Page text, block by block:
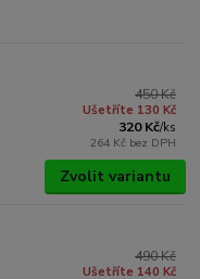
450 Kč
Ušetříte 130 Kč
320 Kč/ks
264 Kč bez DPH
Zvolit variantu
490 Kč
Ušetříte 140 Kč